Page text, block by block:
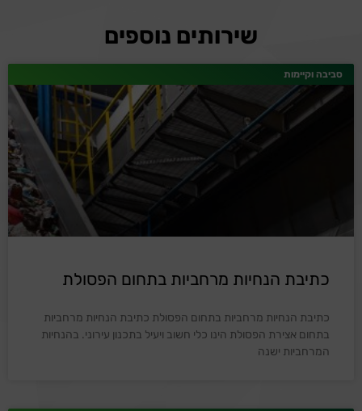
שירותים נוספים
סביבה וקיימות
כתיבת הנחיות מרחביות בתחום הפסולת
כתיבת הנחיות מרחביות בתחום הפסולת כתיבת הנחיות מרחביות
בתחום אצירת הפסולת הינו כלי חשוב ויעיל בתכנון עירוני. בהנחיות
המרחביות ישנה